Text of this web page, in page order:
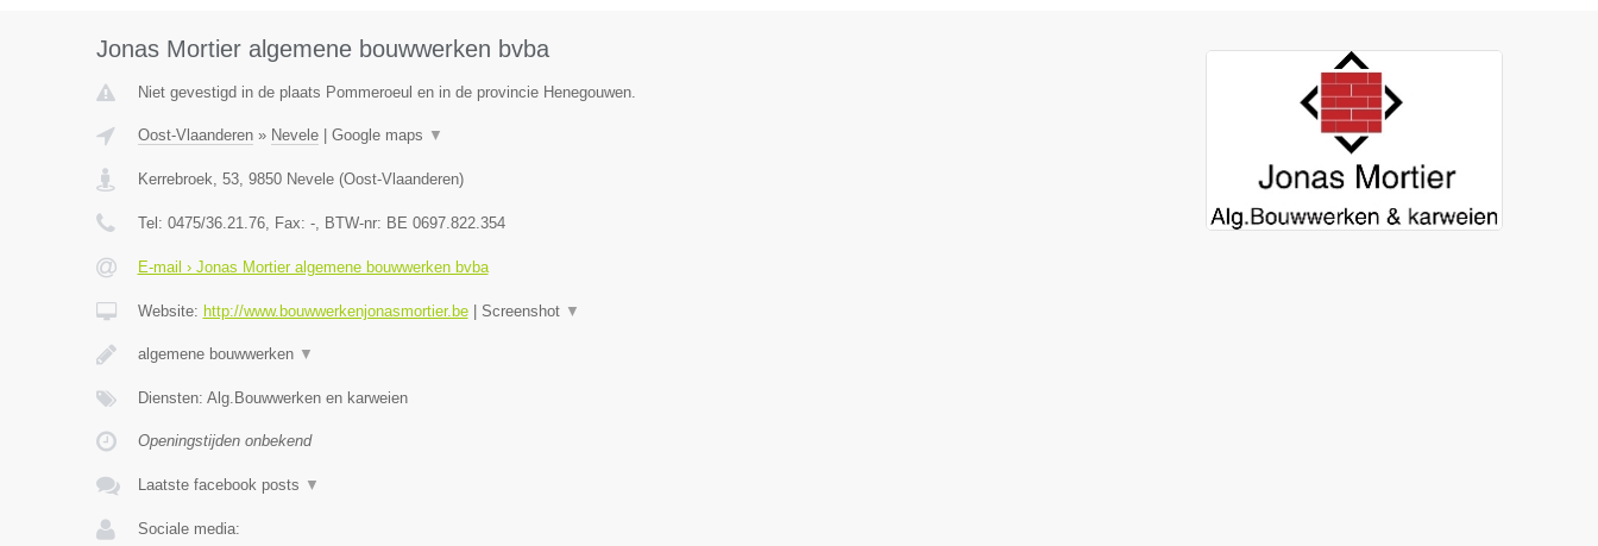
Jonas Mortier algemene bouwwerken bvba
Niet gevestigd in de plaats Pommeroeul en in de provincie Henegouwen.
Oost-Vlaanderen» Nevele| Google maps ▼
Kerrebroek, 53, 9850 Nevele(Oost-Vlaanderen)
Tel: 0475/36.21.76, Fax: -, BTW-nr: BE 0697.822.354
E-mail › Jonas Mortier algemene bouwwerken bvba
Website: http://www.bouwwerkenjonasmortier.be| Screenshot ▼
algemene bouwwerken ▼
Diensten: Alg.Bouwwerken en karweien
Openingstijden onbekend
Laatste facebook posts ▼
Sociale media: